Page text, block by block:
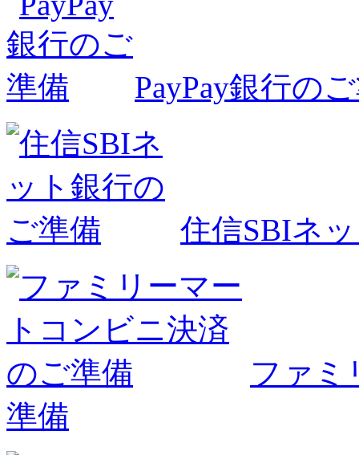
PayPay銀行の
住信SBIネ
ファミ
準備